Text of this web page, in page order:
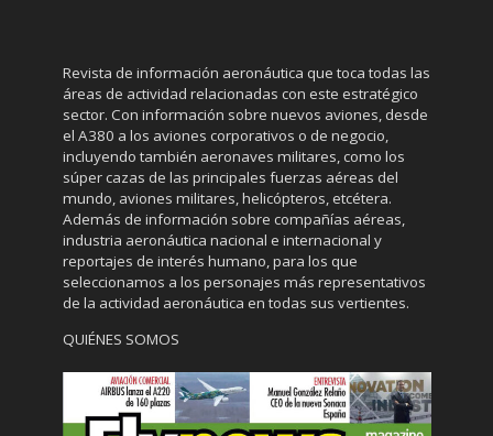
Revista de información aeronáutica que toca todas las
áreas de actividad relacionadas con este estratégico
sector. Con información sobre nuevos aviones, desde
el A380 a los aviones corporativos o de negocio,
incluyendo también aeronaves militares, como los
súper cazas de las principales fuerzas aéreas del
mundo, aviones militares, helicópteros, etcétera.
Además de información sobre compañías aéreas,
industria aeronáutica nacional e internacional y
reportajes de interés humano, para los que
seleccionamos a los personajes más representativos
de la actividad aeronáutica en todas sus vertientes.
QUIÉNES SOMOS